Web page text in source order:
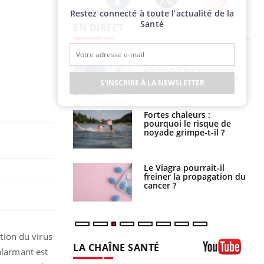
du virus
est
Facebook Twitter Instagram
gâche-t-il les premiers
jours de vos vacances ?
Fortes chaleurs :
pourquoi le risque de
noyade grimpe-t-il ?
Le Viagra pourrait-il
freiner la propagation du
cancer ?
LA CHAÎNE SANTÉ
Restez connecté à toute l’actualité de la
Santé
S'INSCRIRE À LA NEWSLETTER